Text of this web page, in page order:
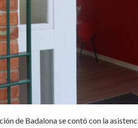
de Badalona se contó con la